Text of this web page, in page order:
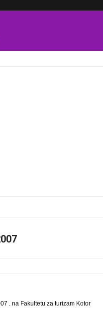
. na Fakultetu za turizam Kotor